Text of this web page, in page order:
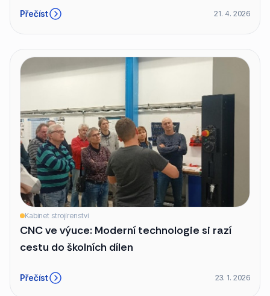
Přečíst 21. 4. 2026
Kabinet strojírenství
CNC ve výuce: Moderní technologie si razí
cestu do školních dílen
Přečíst 23. 1. 2026